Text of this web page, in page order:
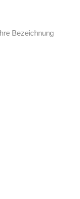
Bezeichnung